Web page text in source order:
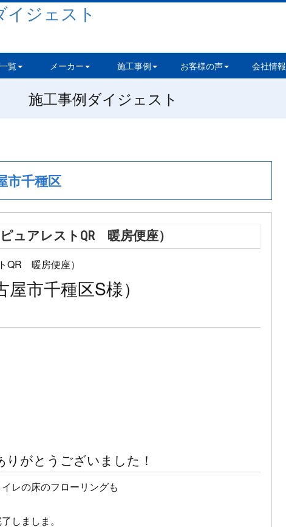
覧 メーカー 施工事例 お客様の声 会社情報
施工事例ダイジェスト
市千種区
ュアレストQR 暖房便座）
市千種区S様）
がとうございました！
レの床のフローリングも
しましま。